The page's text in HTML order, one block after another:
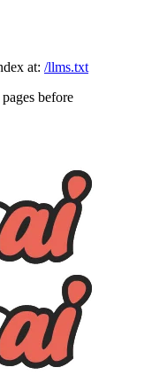
at: /llms.txt
before